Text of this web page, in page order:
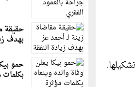
حقيقة
بهدف
حمو